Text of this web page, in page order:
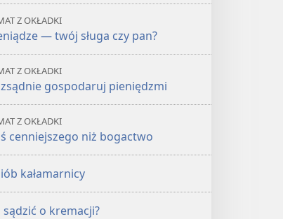
Z OKŁADKI
— twój sługa czy pan?
Z OKŁADKI
gospodaruj pieniędzmi
Z OKŁADKI
cenniejszego niż bogactwo
kałamarnicy
sądzić o kremacji?